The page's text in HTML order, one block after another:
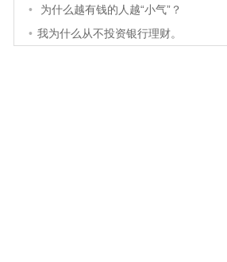
美柚10号于2718天前,以2000.00元单
美柚8号于2720天前,以1490.00元单价
•
为什么越有钱的人越“小气”？
• 我为什么从不投资银行理财。